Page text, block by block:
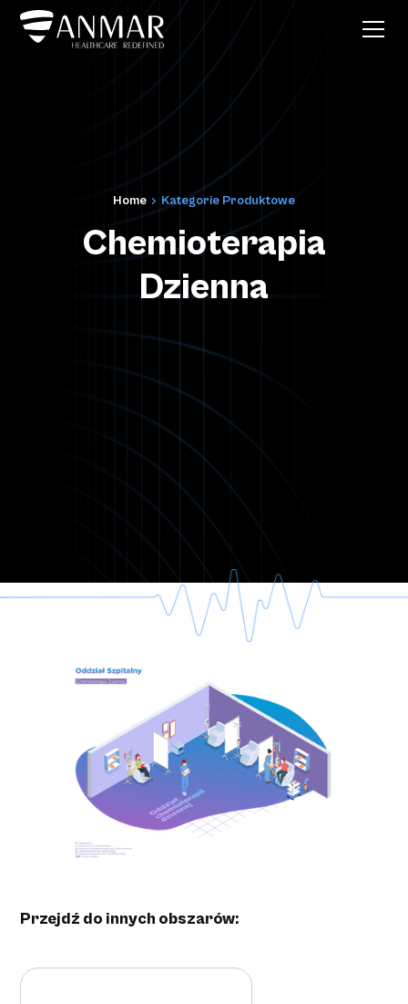
Home Kategorie Produktowe
Chemioterapia
Dzienna
Przejdź do innych obszarów: